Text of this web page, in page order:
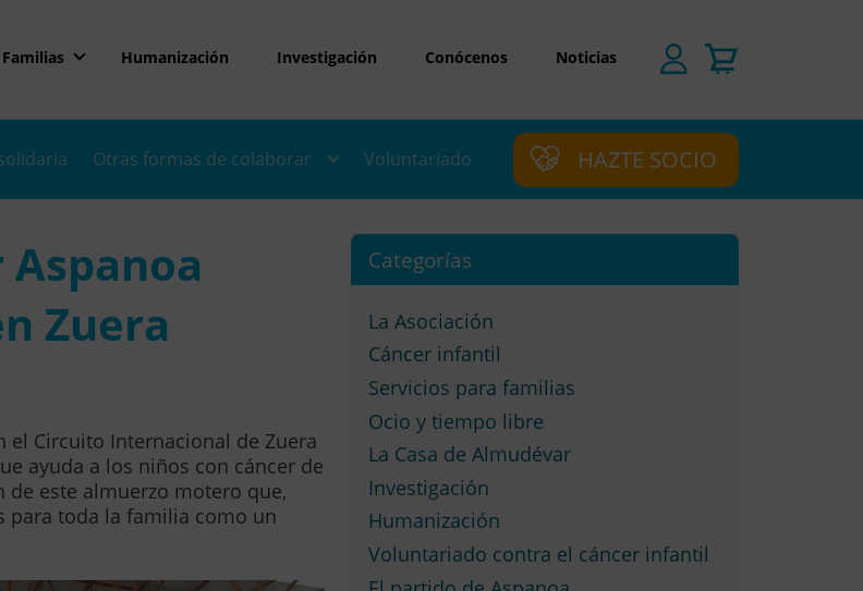
Familias Humanización Investigación Conócenos Noticias
Otras formas de colaborar Voluntariado HAZTE SOCIO
Zuera
el Circuito Internacional de Zuera
ayuda a los niños con cáncer de
de este almuerzo motero que,
para toda la familia como un
Categorías
La Asociación
Cáncer infantil
Servicios para familias
Ocio y tiempo libre
La Casa de Almudévar
Investigación
Humanización
Voluntariado contra el cáncer infantil